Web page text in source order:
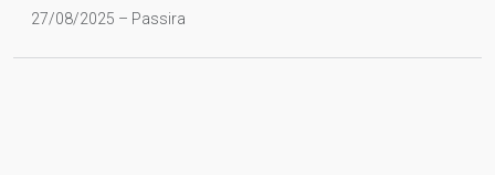
27/08/2025 – Passira